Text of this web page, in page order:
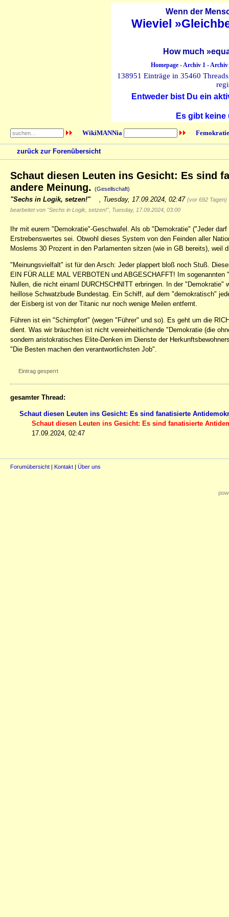
Wenn der
Wieviel
How much
Homepage-Archiv 1-Archiv
138951 Einträge in 35460
Entweder bist Du ein
Es gibt
WikiMANNia
zurück zur Forenübersicht
Schaut diesen Leuten ins Gesicht: Es sind
andere Meinung. (Gesellschaft)
"Sechs in Logik, setzen!" Tuesday, 17.09.2024, 02:47 (vor 692 Tagen)
bearbeitet von "Sechs in Logik, setzen!", Tuesday, 17.09.2024, 03:00
Ihr mit eurem "Demokratie"-Geschwafel. Als ob "Demokratie" ("Jeder
Erstrebenswertes sei. Obwohl dieses System von den Feinden aller
Moslems 30 Prozent in den Parlamenten sitzen (wie in GB bereits), weil
"Meinungsvielfalt" ist für den Arsch: Jeder plappert bloß noch Stuß.
EIN FÜR ALLE MAL VERBOTEN und ABGESCHAFFT! Im
Nullen, die nicht einaml DURCHSCHNITT erbringen. In der
heillose Schwatzbude Bundestag. Ein Schiff, auf dem "demokratisch"
der Eisberg ist von der Titanic nur noch wenige Meilen entfernt.
Führen ist ein "Schimpfort" (wegen "Führer" und so). Es geht um die
dient. Was wir bräuchten ist nicht vereinheitlichende "Demokratie (die
sondern aristokratisches Elite-Denken im Dienste der
"Die Besten machen den verantwortlichsten Job".
Eintrag gesperrt
gesamter Thread:
Schaut diesen Leuten ins Gesicht: Es sind fanatisierte
Schaut diesen Leuten ins Gesicht: Es sind fanatisierte
17.09.2024, 02:47
Forumübersicht | Kontakt | Über uns